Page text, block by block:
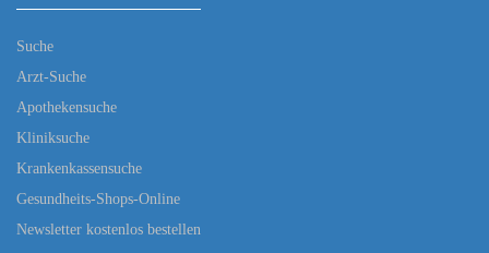
Suche
Arzt-Suche
Apothekensuche
Kliniksuche
Krankenkassensuche
Gesundheits-Shops-Online
Newsletter kostenlos bestellen